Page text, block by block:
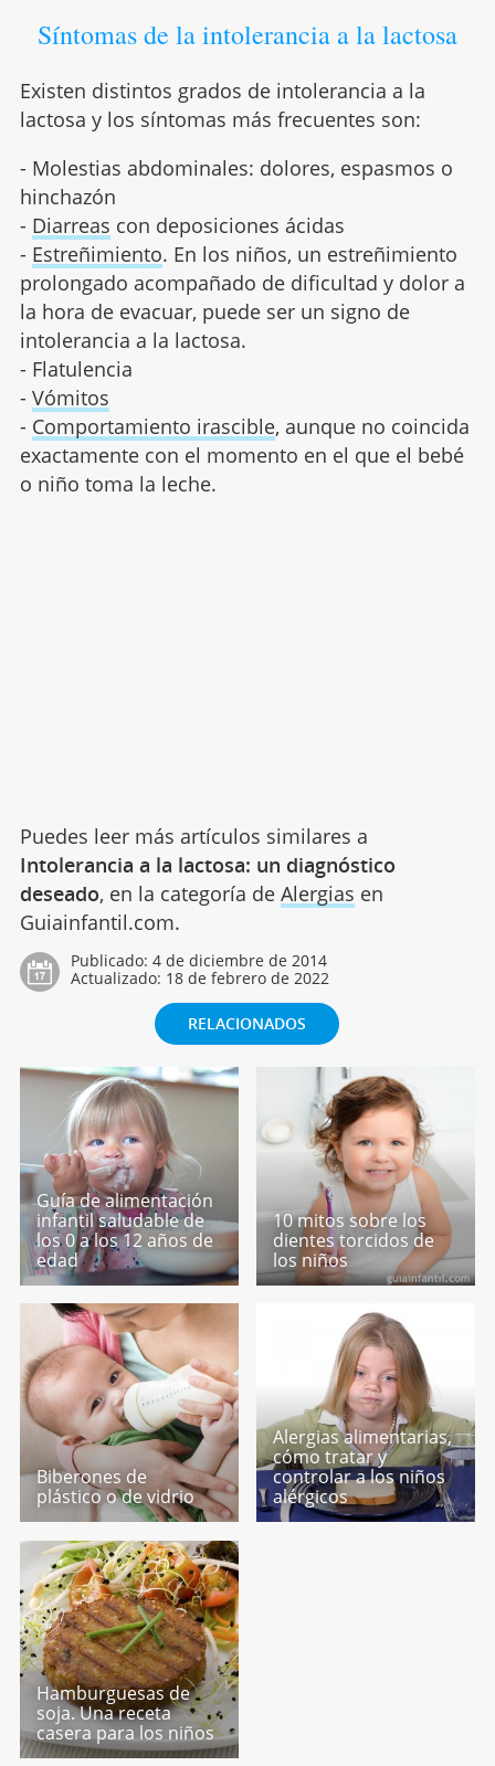
Síntomas de la intolerancia a la lactosa
Existen distintos grados de intolerancia a la
lactosa y los síntomas más frecuentes son:
- Molestias abdominales: dolores, espasmos o
hinchazón
- Diarreas con deposiciones ácidas
- Estreñimiento. En los niños, un estreñimiento
prolongado acompañado de dificultad y dolor a
la hora de evacuar, puede ser un signo de
intolerancia a la lactosa.
- Flatulencia
- Vómitos
- Comportamiento irascible, aunque no coincida
exactamente con el momento en el que el bebé
o niño toma la leche.
Puedes leer más artículos similares a
Intolerancia a la lactosa: un diagnóstico
deseado, en la categoría de Alergias en
Guiainfantil.com.
Publicado: 4 de diciembre de 2014
Actualizado: 18 de febrero de 2022
RELACIONADOS
Guía de alimentación
infantil saludable de
los 0 a los 12 años de
edad
10 mitos sobre los
dientes torcidos de
los niños
Biberones de
plástico o de vidrio
Alergias alimentarias,
cómo tratar y
controlar a los niños
alérgicos
Hamburguesas de
soja. Una receta
casera para los niños